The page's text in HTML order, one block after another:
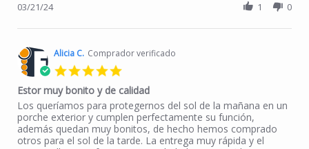
03/21/24 1 0
Alicia C. Comprador verificado
Estor muy bonito y de calidad
Review by Alicia C. on 20 Aug 2023
review stating Estor muy bonito y de calidad
Los queríamos para protegernos del sol de la mañana en un
porche exterior y cumplen perfectamente su función,
además quedan muy bonitos, de hecho hemos comprado
otros para el sol de la tarde. La entrega muy rápida y el